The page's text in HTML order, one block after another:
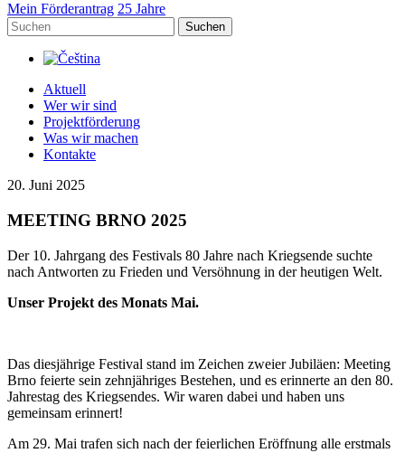
Mein Förderantrag 25 Jahre
Suchen
Aktuell
Wer wir sind
Projektförderung
Was wir machen
Kontakte
20. Juni 2025
MEETING BRNO 2025
Der 10. Jahrgang des Festivals 80 Jahre nach Kriegsende suchte
nach Antworten zu Frieden und Versöhnung in der heutigen Welt.
Unser Projekt des Monats Mai.
Das diesjährige Festival stand im Zeichen zweier Jubiläen: Meeting
Brno feierte sein zehnjähriges Bestehen, und es erinnerte an den 80.
Jahrestag des Kriegsendes. Wir waren dabei und haben uns
gemeinsam erinnert!
Am 29. Mai trafen sich nach der feierlichen Eröffnung alle erstmals